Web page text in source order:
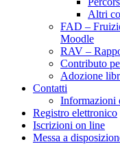
Altri
FAD –
Moodle
RAV –
Contributo
Adozione
Contatti
Informazioni
Registro elettronico
Iscrizioni on line
Messa a